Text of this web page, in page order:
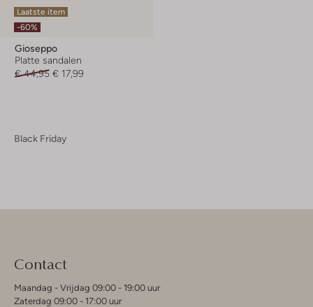
Laatste item
-60%
Gioseppo
Platte sandalen
€ 44,95 € 17,99
Black Friday
Contact
Maandag - Vrijdag 09:00 - 19:00 uur
Zaterdag 09:00 - 17:00 uur